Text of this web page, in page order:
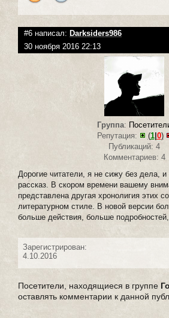
#6 написал: Darksiders986
30 ноября 2016 22:13
Группа:
Репутация:
(1| 0)
Публикаций: 4
Комментариев: 4
Дорогие читатели, я не сижу без дела,
рассказ. В скором времени вашему
представлена другая хронолигия этих
литературном стиле. В новой версии
больше действия, больше
Зарегистрирован:
4.10.2016
Посетители, находящиеся в группе
оставлять комментарии к данной